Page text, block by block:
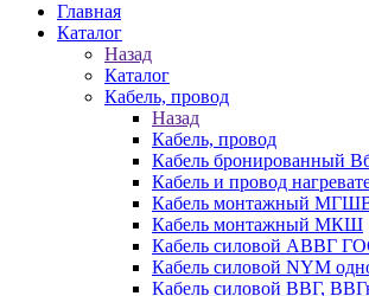
Главная
Каталог
Назад
Каталог
Кабель, провод
Назад
Кабель, провод
Кабель
Кабель и провод
Кабель монтажный
Кабель монтажный МКШ
Кабель силовой АВВГ
Кабель силовой NYM
Кабель силовой ВВГ,